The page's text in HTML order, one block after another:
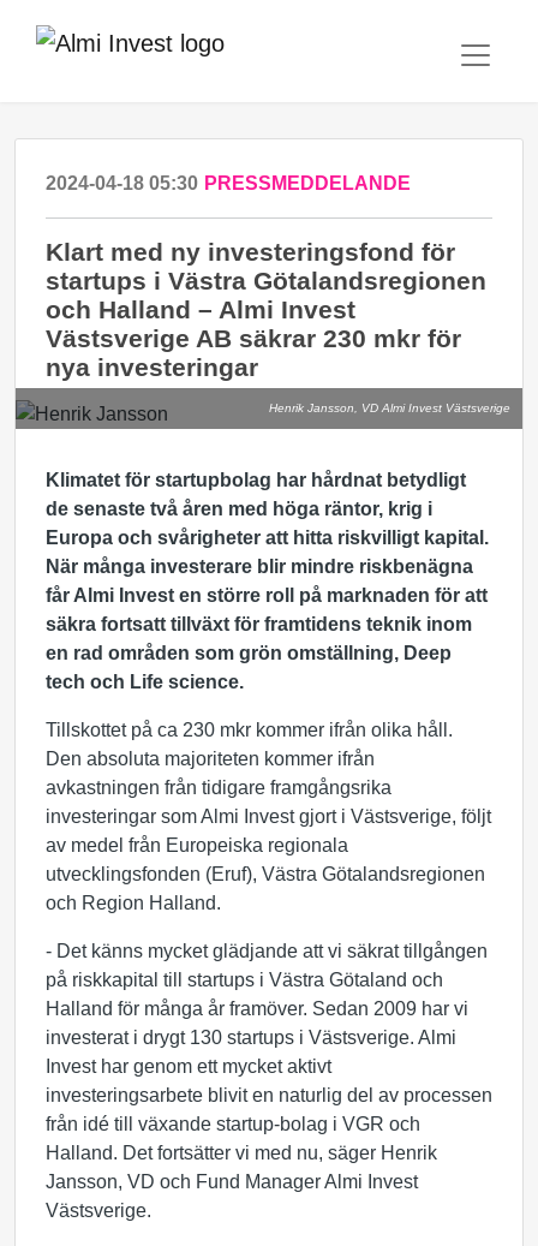
2024-04-18 05:30 PRESSMEDDELANDE
Klart med ny investeringsfond för
startups i Västra Götalandsregionen
och Halland – Almi Invest
Västsverige AB säkrar 230 mkr för
nya investeringar
Henrik Jansson, VD Almi Invest Västsverige
Klimatet för startupbolag har hårdnat betydligt
de senaste två åren med höga räntor, krig i
Europa och svårigheter att hitta riskvilligt kapital.
När många investerare blir mindre riskbenägna
får Almi Invest en större roll på marknaden för att
säkra fortsatt tillväxt för framtidens teknik inom
en rad områden som grön omställning, Deep
tech och Life science.
Tillskottet på ca 230 mkr kommer ifrån olika håll.
Den absoluta majoriteten kommer ifrån
avkastningen från tidigare framgångsrika
investeringar som Almi Invest gjort i Västsverige, följt
av medel från Europeiska regionala
utvecklingsfonden (Eruf), Västra Götalandsregionen
och Region Halland.
- Det känns mycket glädjande att vi säkrat tillgången
på riskkapital till startups i Västra Götaland och
Halland för många år framöver. Sedan 2009 har vi
investerat i drygt 130 startups i Västsverige. Almi
Invest har genom ett mycket aktivt
investeringsarbete blivit en naturlig del av processen
från idé till växande startup-bolag i VGR och
Halland. Det fortsätter vi med nu, säger Henrik
Jansson, VD och Fund Manager Almi Invest
Västsverige.